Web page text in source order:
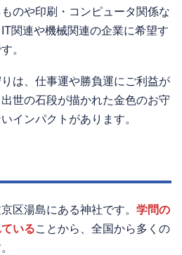
のや印刷・コンピュータ関係な
関連や機械関連の企業に希望す
。
は、仕事運や勝負運にご利益が
世の石段が描かれた金色のお守
インパクトがあります。
区湯島にある神社です。 学問の
いることから、全国から多くの